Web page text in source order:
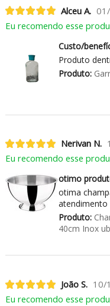
Alceu A.
Eu recomendo esse
Custo/
Produto
Produto:
Nerivan N.
Eu recomendo esse
otimo
otima
Produto:
40cm Inox
João S. 10/
Eu recomendo esse